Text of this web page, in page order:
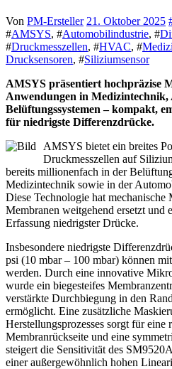
Von PM-Ersteller 21. Oktober 2025
#AMSYS, #Automobilindustrie, #
#Druckmesszellen, #HVAC, #
Drucksensoren, #Siliziumsensor
AMSYS präsentiert hochpräzise MEMS-Druckmesszellen für
Anwendungen in
Belüftungssystemen – kompakt,
für niedrigste Differenzdrücke.
AMSYS bietet ein breites
Druckmesszellen auf
bereits millionenfach in der
Medizintechnik sowie in der
Diese Technologie hat mechanische
Membranen weitgehend ersetzt und
Erfassung niedrigster Drücke.
Insbesondere niedrigste
psi (10 mbar – 100 mbar) können
werden. Durch eine innovative
wurde ein biegesteifes
verstärkte Durchbiegung in den
ermöglicht. Eine zusätzliche
Herstellungsprozesses sorgt für
Membranrückseite und eine
steigert die Sensitivität des
einer außergewöhnlich hohen